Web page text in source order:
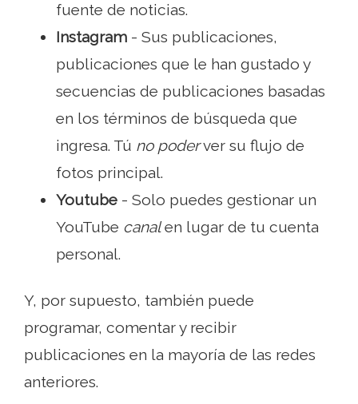
fuente de noticias.
Instagram - Sus publicaciones,
publicaciones que le han gustado y
secuencias de publicaciones basadas
en los términos de búsqueda que
ingresa. Tú no poderver su flujo de
fotos principal.
Youtube - Solo puedes gestionar un
YouTube canalen lugar de tu cuenta
personal.
Y, por supuesto, también puede
programar, comentar y recibir
publicaciones en la mayoría de las redes
anteriores.